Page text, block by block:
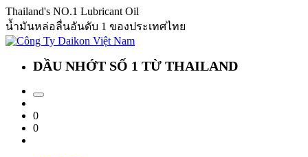
Thailand's NO.1 Lubricant Oil
น้ำมันหล่อลื่นอันดับ 1 ของประเทศไทย
DẦU NHỚT SỐ 1 TỪ THAILAND
0
0